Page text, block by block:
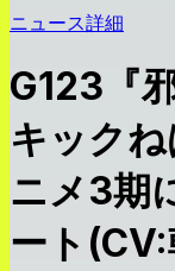
ニュース詳細
G123『
キック
ニメ3期
ート